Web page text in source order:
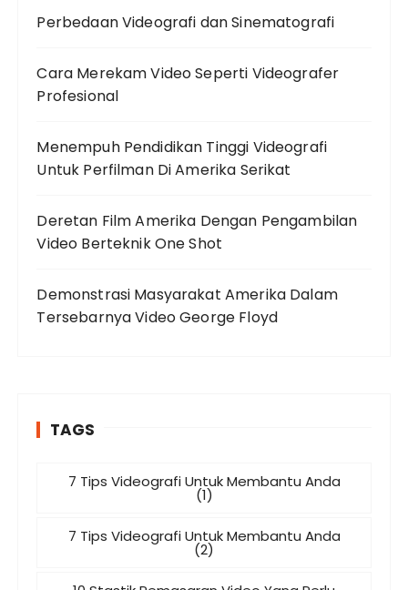
Perbedaan Videografi dan Sinematografi
Cara Merekam Video Seperti Videografer
Profesional
Menempuh Pendidikan Tinggi Videografi
Untuk Perfilman Di Amerika Serikat
Deretan Film Amerika Dengan Pengambilan
Video Berteknik One Shot
Demonstrasi Masyarakat Amerika Dalam
Tersebarnya Video George Floyd
TAGS
7 Tips Videografi Untuk Membantu Anda
(1)
7 Tips Videografi Untuk Membantu Anda
(2)